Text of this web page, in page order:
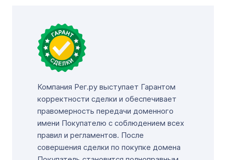
Компания Рег.ру выступает Гарантом
корректности сделки и обеспечивает
правомерность передачи доменного
имени Покупателю с соблюдением всех
правил и регламентов. После
совершения сделки по покупке домена